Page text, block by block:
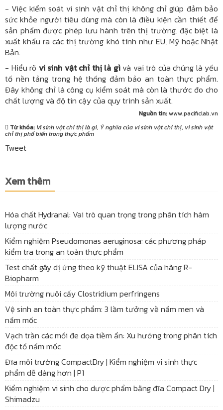
- Việc kiểm soát vi sinh vật chỉ thị không chỉ giúp đảm bảo
sức khỏe người tiêu dùng mà còn là điều kiện cần thiết để
sản phẩm được phép lưu hành trên thị trường, đặc biệt là
xuất khẩu ra các thị trường khó tính như EU, Mỹ hoặc Nhật
Bản.
- Hiểu rõ vi sinh vật chỉ thị là gìvà vai trò của chúng là yếu
tố nền tảng trong hệ thống đảm bảo an toàn thực phẩm.
Đây không chỉ là công cụ kiểm soát mà còn là thước đo cho
chất lượng và độ tin cậy của quy trình sản xuất.
Nguồn tin:www.pacificlab.vn
Từ khóa: Vi sinh vật chỉ thị là gì, Ý nghĩa của vi sinh vật chỉ thị, vi sinh vật
chỉ thị phổ biến trong thực phẩm
Tweet
Xem thêm
Hóa chất Hydranal: Vai trò quan trọng trong phân tích hàm
lượng nước
Kiểm nghiệm Pseudomonas aeruginosa: các phương pháp
kiểm tra trong an toàn thực phẩm
Test chất gây dị ứng theo kỹ thuật ELISA của hãng R-
Biopharm
Môi trường nuôi cấy Clostridium perfringens
Vệ sinh an toàn thực phẩm: 3 lầm tưởng về nấm men và
nấm mốc
Vạch trần các mối đe dọa tiềm ẩn: Xu hướng trong phân tích
độc tố nấm mốc
Đĩa môi trường CompactDry | Kiểm nghiệm vi sinh thực
phẩm dễ dàng hơn | P1
Kiểm nghiệm vi sinh cho dược phẩm bằng đĩa Compact Dry |
Shimadzu